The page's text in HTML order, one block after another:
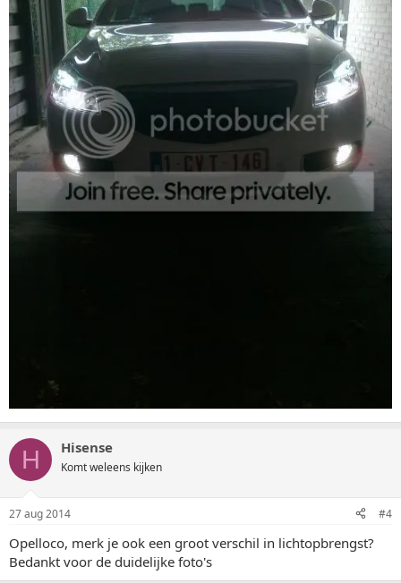
H Hisense
Komt weleens kijken
27 aug 2014 #4
Opelloco, merk je ook een groot verschil in lichtopbrengst?
Bedankt voor de duidelijke foto's